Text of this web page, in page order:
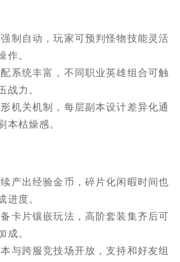
制自动，玩家可预判怪物技能灵活
作。
系统丰富，不同职业英雄组合可触
战力。
机关机制，每层副本设计差异化通
本枯燥感。
产出经验金币，碎片化闲暇时间也
进度。
卡片镶嵌玩法，高阶套装集齐后可
成。
与跨服竞技场开放，支持和好友组